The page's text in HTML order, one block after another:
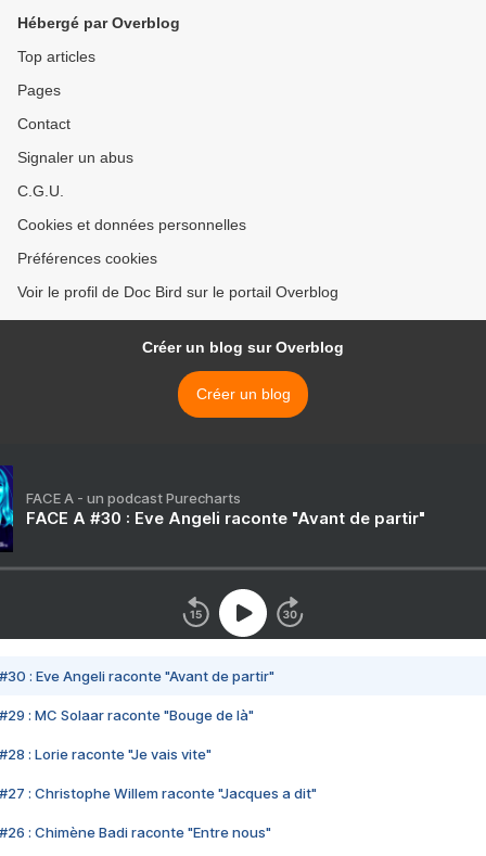
Hébergé par Overblog
Top articles
Pages
Contact
Signaler un abus
C.G.U.
Cookies et données personnelles
Préférences cookies
Voir le profil de Doc Bird sur le portail Overblog
Créer un blog sur Overblog
Créer un blog
FACE A - un podcast Purecharts
FACE A #30 : Eve Angeli raconte "Avant de partir"
#30 : Eve Angeli raconte "Avant de partir"
#29 : MC Solaar raconte "Bouge de là"
#28 : Lorie raconte "Je vais vite"
#27 : Christophe Willem raconte "Jacques a dit"
#26 : Chimène Badi raconte "Entre nous"